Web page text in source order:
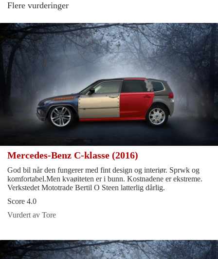
Flere vurderinger
Mercedes-Benz C-klasse (2016)
God bil når den fungerer med fint design og interiør. Sprwk og
komfortabel.Men kvaøiteten er i bunn. Kostnadene er ekstreme.
Verkstedet Mototrade Bertil O Steen latterlig dårlig.
Score 4.0
Vurdert av Tore